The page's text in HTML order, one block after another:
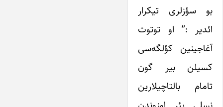
بو سؤزلری تیکرار
ائدیر :” او توتوت
آغاجینین کؤلگه‌سی
کسیلن بیر گون
تامام بالتاچیلارین